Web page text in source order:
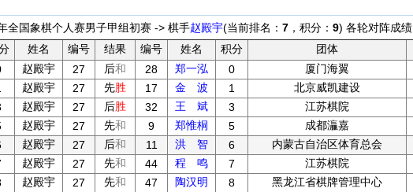
全国象棋个人赛男子甲组初赛 -> 棋手赵殿宇(当前排名： 7，积分： 9) 各轮对阵成绩
姓名 编号 结果 编号 姓名 积分 团体
赵殿宇 27 后和 28 郑一泓 0 厦门海翼
赵殿宇 27 先胜 17 金 波 1 北京威凯建设
赵殿宇 27 后胜 32 王 斌 3 江苏棋院
赵殿宇 27 先和 9 郑惟桐 5 成都灜嘉
赵殿宇 27 后和 11 洪 智 6 内蒙古自治区体育总会
赵殿宇 27 先和 44 程 鸣 7 江苏棋院
赵殿宇 27 先和 47 陶汉明 8 黑龙江省棋牌管理中心